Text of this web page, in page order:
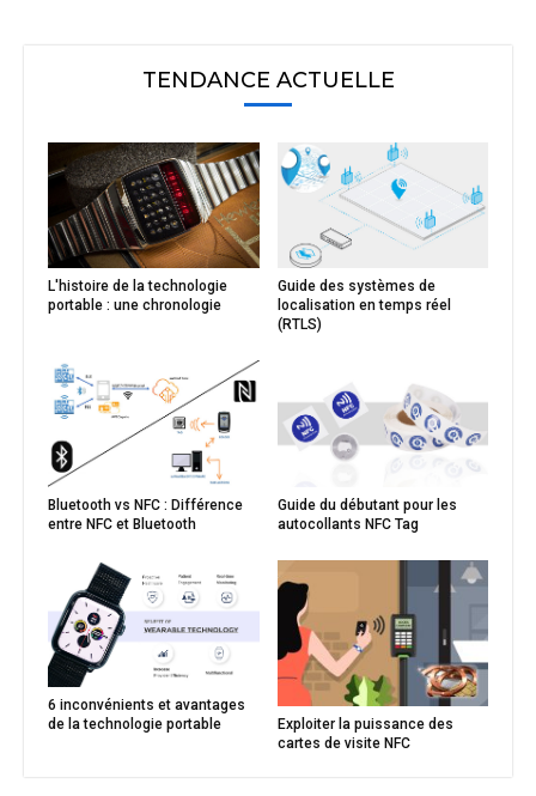
TENDANCE ACTUELLE
L'histoire de la technologie
portable : une chronologie
Guide des systèmes de
localisation en temps réel
(RTLS)
Bluetooth vs NFC : Différence
entre NFC et Bluetooth
Guide du débutant pour les
autocollants NFC Tag
6 inconvénients et avantages
de la technologie portable
Exploiter la puissance des
cartes de visite NFC